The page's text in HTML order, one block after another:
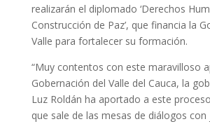
realizarán el diplomado ‘Derechos
Construcción de Paz’, que financia la
Valle para fortalecer su formación.
“Muy contentos con este maravilloso
Gobernación del Valle del Cauca, la
Luz Roldán ha aportado a este
que sale de las mesas de diálogos con